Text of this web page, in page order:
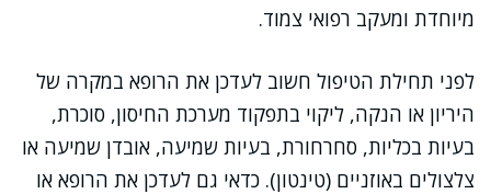
מיוחדת ומעקב רפואי צמוד.
לפני תחילת הטיפול חשוב לעדכן את הרופא במקרה של
היריון או הנקה, ליקוי בתפקוד מערכת החיסון, סוכרת,
בעיות בכליות, סחרחורת, בעיות שמיעה, אובדן שמיעה או
צלצולים באוזניים (טינטון). כדאי גם לעדכן את הרופא או